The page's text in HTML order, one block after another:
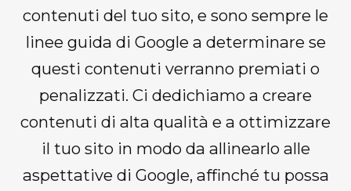
contenuti del tuo sito, e sono sempre le
linee guida di Google a determinare se
questi contenuti verranno premiati o
penalizzati. Ci dedichiamo a creare
contenuti di alta qualità e a ottimizzare
il tuo sito in modo da allinearlo alle
aspettative di Google, affinché tu possa